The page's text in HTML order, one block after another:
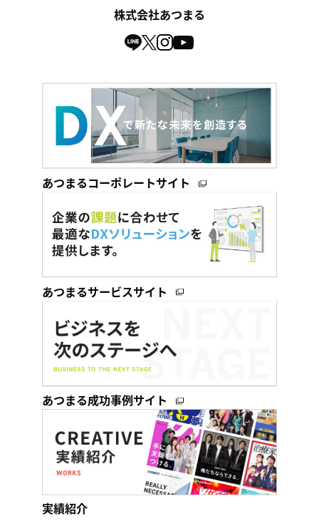
株式会社あつまる
あつまるコーポレートサイト
あつまるサービスサイト
あつまる成功事例サイト
実績紹介